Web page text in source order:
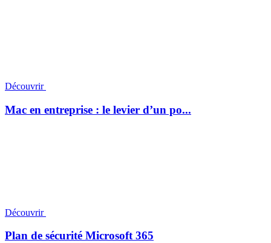
Découvrir
Mac en entreprise : le levier d’un po...
Découvrir
Plan de sécurité Microsoft 365